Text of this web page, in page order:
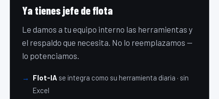
Ya tienes jefe de flota
Le damos a tu equipo interno las herramientas y
el respaldo que necesita. No lo reemplazamos —
lo potenciamos.
→ Flot-IA se integra como su herramienta diaria · sin
Excel